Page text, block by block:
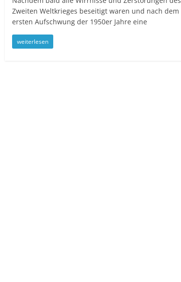
Zweiten Weltkrieges beseitigt waren und nach dem
ersten Aufschwung der 1950er Jahre eine
weiterlesen